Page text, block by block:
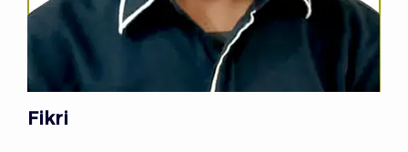
Fikri